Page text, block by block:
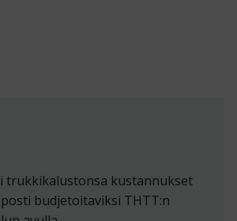
trukkikalustonsa kustannukset
budjetoitaviksi THTT:n